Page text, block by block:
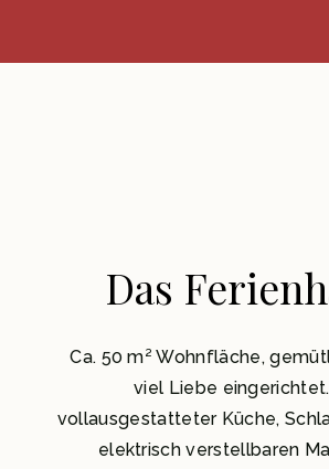
Das
Ca. 50 m² Wohnfläche,
viel Liebe
vollausgestatteter Küche,
elektrisch verstellbaren